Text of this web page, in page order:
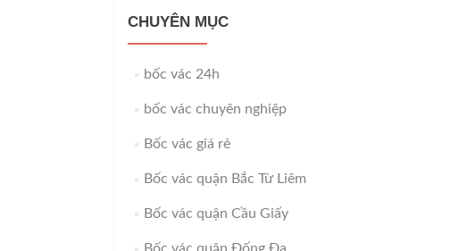
CHUYÊN MỤC
bốc vác 24h
bốc vác chuyên nghiệp
Bốc vác giá rẻ
Bốc vác quận Bắc Từ Liêm
Bốc vác quận Cầu Giấy